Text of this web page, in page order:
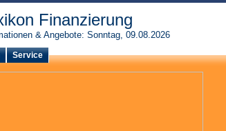
Finanzierung
& Angebote: Sonntag, 09.08.2026
Service